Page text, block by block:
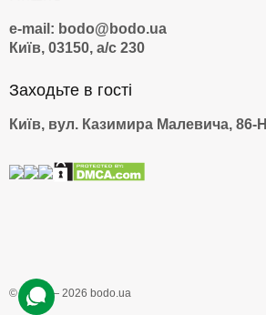
e-mail: bodo@bodo.ua
Київ, 03150, а/с 230
Заходьте в гості
Київ, вул. Казимира Малевича, 86-Н
© 2009 — 2026 bodo.ua